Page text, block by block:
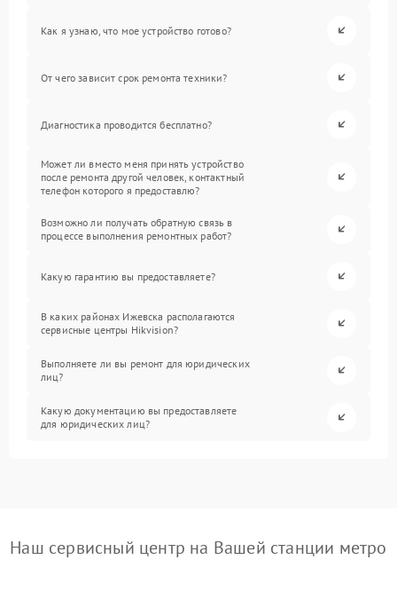
Как я узнаю, что мое устройство готово?
От чего зависит срок ремонта техники?
Диагностика проводится бесплатно?
Может ли вместо меня принять устройство
после ремонта другой человек, контактный
телефон которого я предоставлю?
Возможно ли получать обратную связь в
процессе выполнения ремонтных работ?
Какую гарантию вы предоставляете?
В каких районах Ижевска располагаются
сервисные центры Hikvision?
Выполняете ли вы ремонт для юридических
лиц?
Какую документацию вы предоставляете
для юридических лиц?
Наш сервисный центр на Вашей станции метро